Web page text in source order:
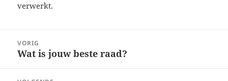
verwerkt.
VORIG
Vorig
Wat is jouw beste raad?